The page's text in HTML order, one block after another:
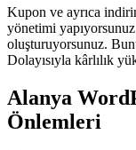
Kupon ve ayrıca
yönetimi
oluşturuyorsunuz.
Dolayısıyla kârlılık
Alanya
Önlemleri